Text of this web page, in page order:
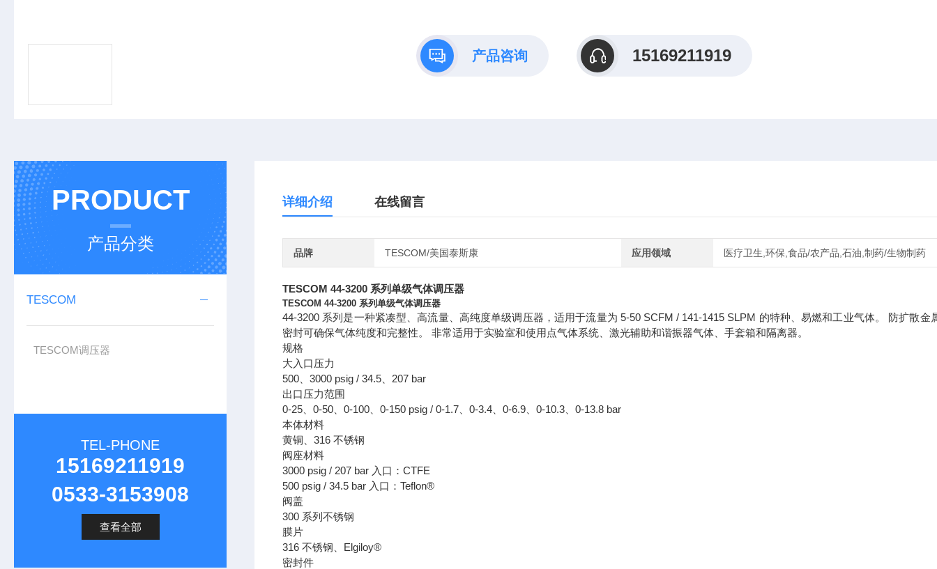
产品咨询 15169211919
PRODUCT
产品分类
TESCOM
TESCOM调压器
TEL-PHONE
15169211919
0533-3153908
查看全部
详细介绍 在线留言
品牌 TESCOM/美国泰斯康 应用领域 医疗卫生,环保,食品/农产品,石油,制药/生物制药
TESCOM 44-3200 系列单级气体调压器
TESCOM 44-3200 系列单级气体调压器
44-3200 系列是一种紧凑型、高流量、高纯度单级调压器，适用于流量为 5-50 SCFM / 141-1415 SLPM 的特种、易燃和工业气体。 防扩散金
密封可确保气体纯度和完整性。 非常适用于实验室和使用点气体系统、激光辅助和谐振器气体、手套箱和隔离器。
规格
大入口压力
500、3000 psig / 34.5、207 bar
出口压力范围
0-25、0-50、0-100、0-150 psig / 0-1.7、0-3.4、0-6.9、0-10.3、0-13.8 bar
本体材料
黄铜、316 不锈钢
阀座材料
3000 psig / 207 bar 入口：CTFE
500 psig / 34.5 bar 入口：Teflon®
阀盖
300 系列不锈钢
膜片
316 不锈钢、Elgiloy®
密封件